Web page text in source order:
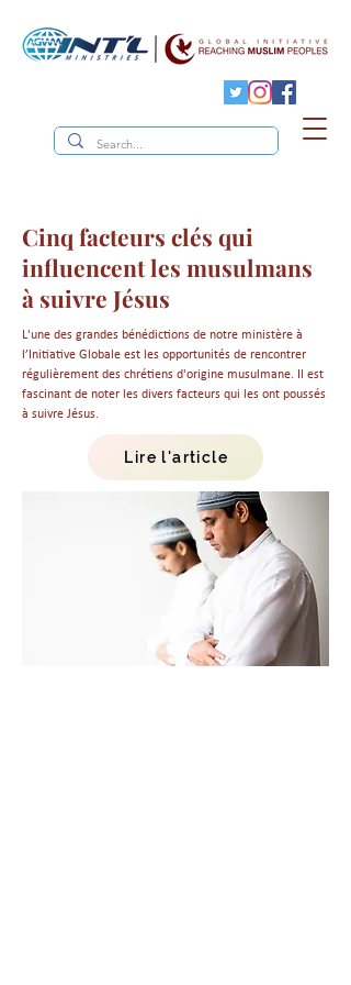
Cinq facteurs clés qui
influencent les musulmans
à suivre Jésus
L'une des grandes bénédictions de notre ministère à
l’Initiative Globale est les opportunités de rencontrer
régulièrement des chrétiens d'origine musulmane. Il est
fascinant de noter les divers facteurs qui les ont poussés
à suivre Jésus.
Lire l'article